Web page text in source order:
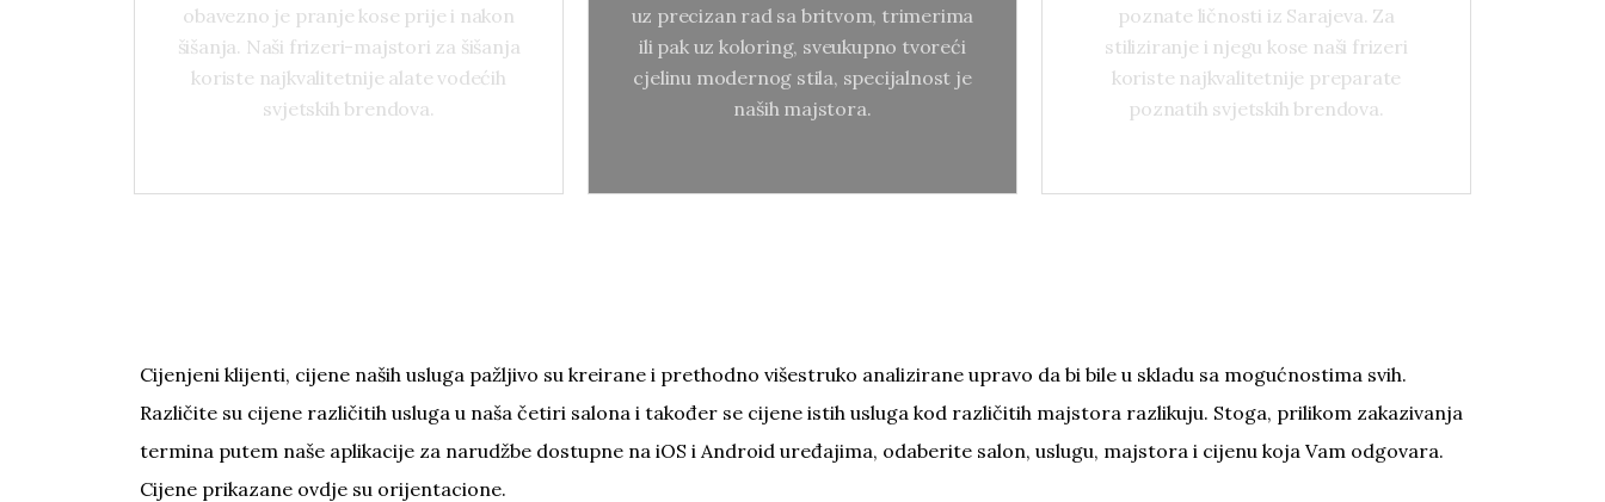
obavezno je pranje kose prije i nakon
šišanja. Naši frizeri-majstori za šišanja
koriste najkvalitetnije alate vodećih
svjetskih brendova.
nakon šišanja. Naši frizeri-majstori
za šišanja koriste najkvalitetnije
alate vodećih svjetskih brendova.
uz precizan rad sa britvom, trimerima
ili pak uz koloring, sveukupno tvoreći
cjelinu modernog stila, specijalnost je
naših majstora.
ili pak uz koloring, sveukupno
tvoreći cjelinu modernog stila,
specijalnost je naših majstora.
poznate ličnosti iz Sarajeva. Za
stiliziranje i njegu kose naši frizeri
koriste najkvalitetnije preparate
poznatih svjetskih brendova.
njegu kose naši frizeri koriste
najkvalitetnije preparate poznatih
svjetskih brendova.
Cijenjeni klijenti, cijene naših usluga pažljivo su kreirane i prethodno višestruko analizirane upravo da bi bile u skladu sa mogućnostima svih.
Različite su cijene različitih usluga u naša četiri salona i također se cijene istih usluga kod različitih majstora razlikuju. Stoga, prilikom zakazivanja
termina putem naše aplikacije za narudžbe dostupne na iOS i Android uređajima, odaberite salon, uslugu, majstora i cijenu koja Vam odgovara.
Cijene prikazane ovdje su orijentacione.